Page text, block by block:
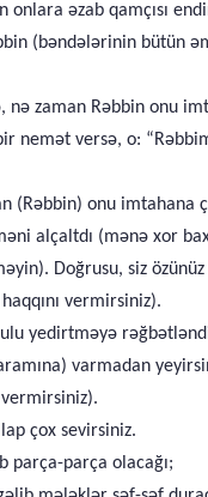
onlara əzab qamçısı
(bəndələrinin bütün
nə zaman Rəbbin onu
nemət versə, o:
(Rəbbin) onu imtahana
alçaltdı (mənə xor
Doğrusu, siz
vermirsiniz).
yedirtməyə
varmadan
vermirsiniz).
çox sevirsiniz.
parça-parça olacağı;